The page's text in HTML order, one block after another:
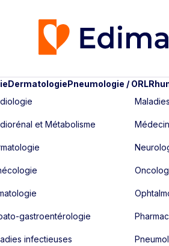
DermatologiePneumologie / ORL
et Métabolisme
gastroentérologie
infectieuses